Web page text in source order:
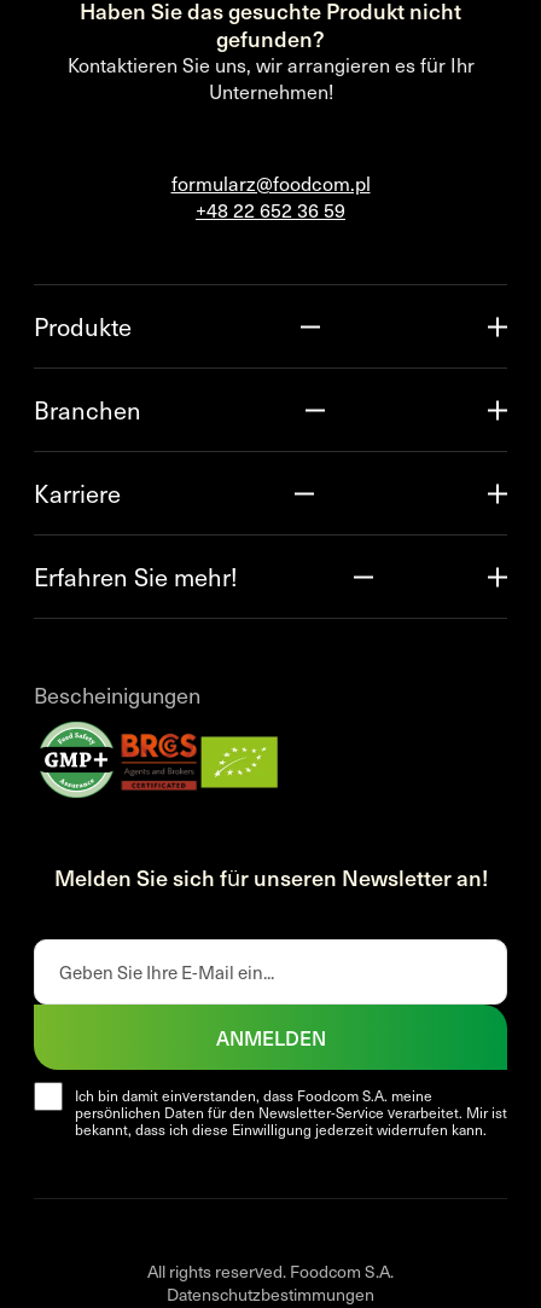
Haben Sie das gesuchte Produkt nicht
gefunden?
Kontaktieren Sie uns, wir arrangieren es für Ihr
Unternehmen!
formularz@foodcom.pl
+48 22 652 36 59
Produkte
Branchen
Karriere
Erfahren Sie mehr!
Bescheinigungen
Melden Sie sich für unseren Newsletter an!
Ich bin damit einverstanden, dass Foodcom S.A. meine
persönlichen Daten für den Newsletter-Service verarbeitet. Mir ist
bekannt, dass ich diese Einwilligung jederzeit widerrufen kann.
ANMELDEN
All rights reserved. Foodcom S.A.
Datenschutzbestimmungen